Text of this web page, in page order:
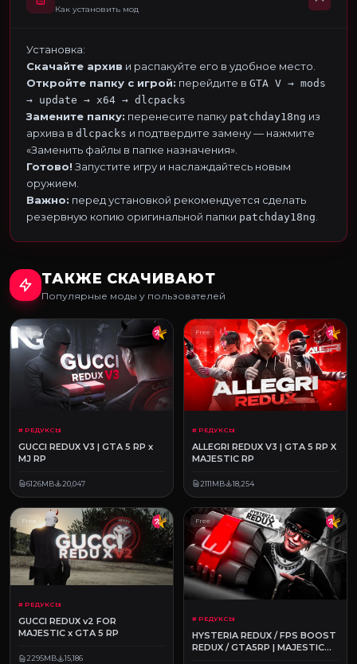
Как установить мод
Установка:
Скачайте архив и распакуйте его в удобное место.
Откройте папку с игрой: перейдите в GTA V → mods
→ update → x64 → dlcpacks
Замените папку: перенесите папку patchday18ng из
архива в dlcpacks и подтвердите замену — нажмите
«Заменить файлы в папке назначения».
Готово! Запустите игру и наслаждайтесь новым
оружием.
Важно: перед установкой рекомендуется сделать
резервную копию оригинальной папки patchday18ng
ТАКЖЕ СКАЧИВАЮТ
Популярные моды у пользователей
Free
# РЕДУКСЫ
GUCCI REDUX V3 | GTA 5 RP x
MJ RP
6126MB 20,047
Free
# РЕДУКСЫ
ALLEGRI REDUX V3 | GTA 5 RP X
MAJESTIC RP
2111MB 18,254
Free
# РЕДУКСЫ
GUCCI REDUX v2 FOR
MAJESTIC x GTA 5 RP
2295MB 15,186
Free
# РЕДУКСЫ
HYSTERIA REDUX / FPS BOOST
REDUX / GTA5RP | MAJESTIC